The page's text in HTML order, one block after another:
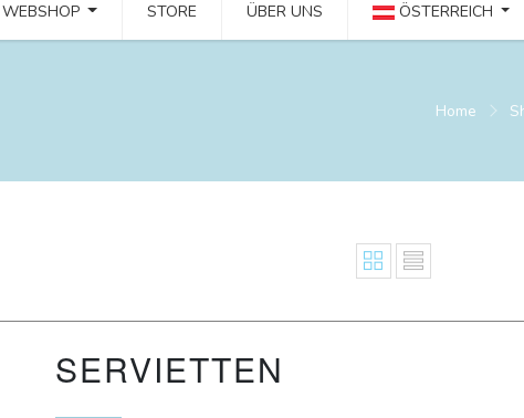
WEBSHOP STORE ÜBER UNS ÖSTERREICH
Home
SERVIETTEN